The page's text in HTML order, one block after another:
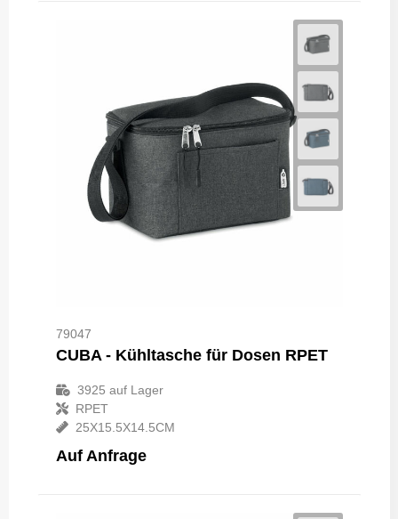
79047
CUBA - Kühltasche für Dosen RPET
3925 auf Lager
RPET
25X15.5X14.5CM
Auf Anfrage